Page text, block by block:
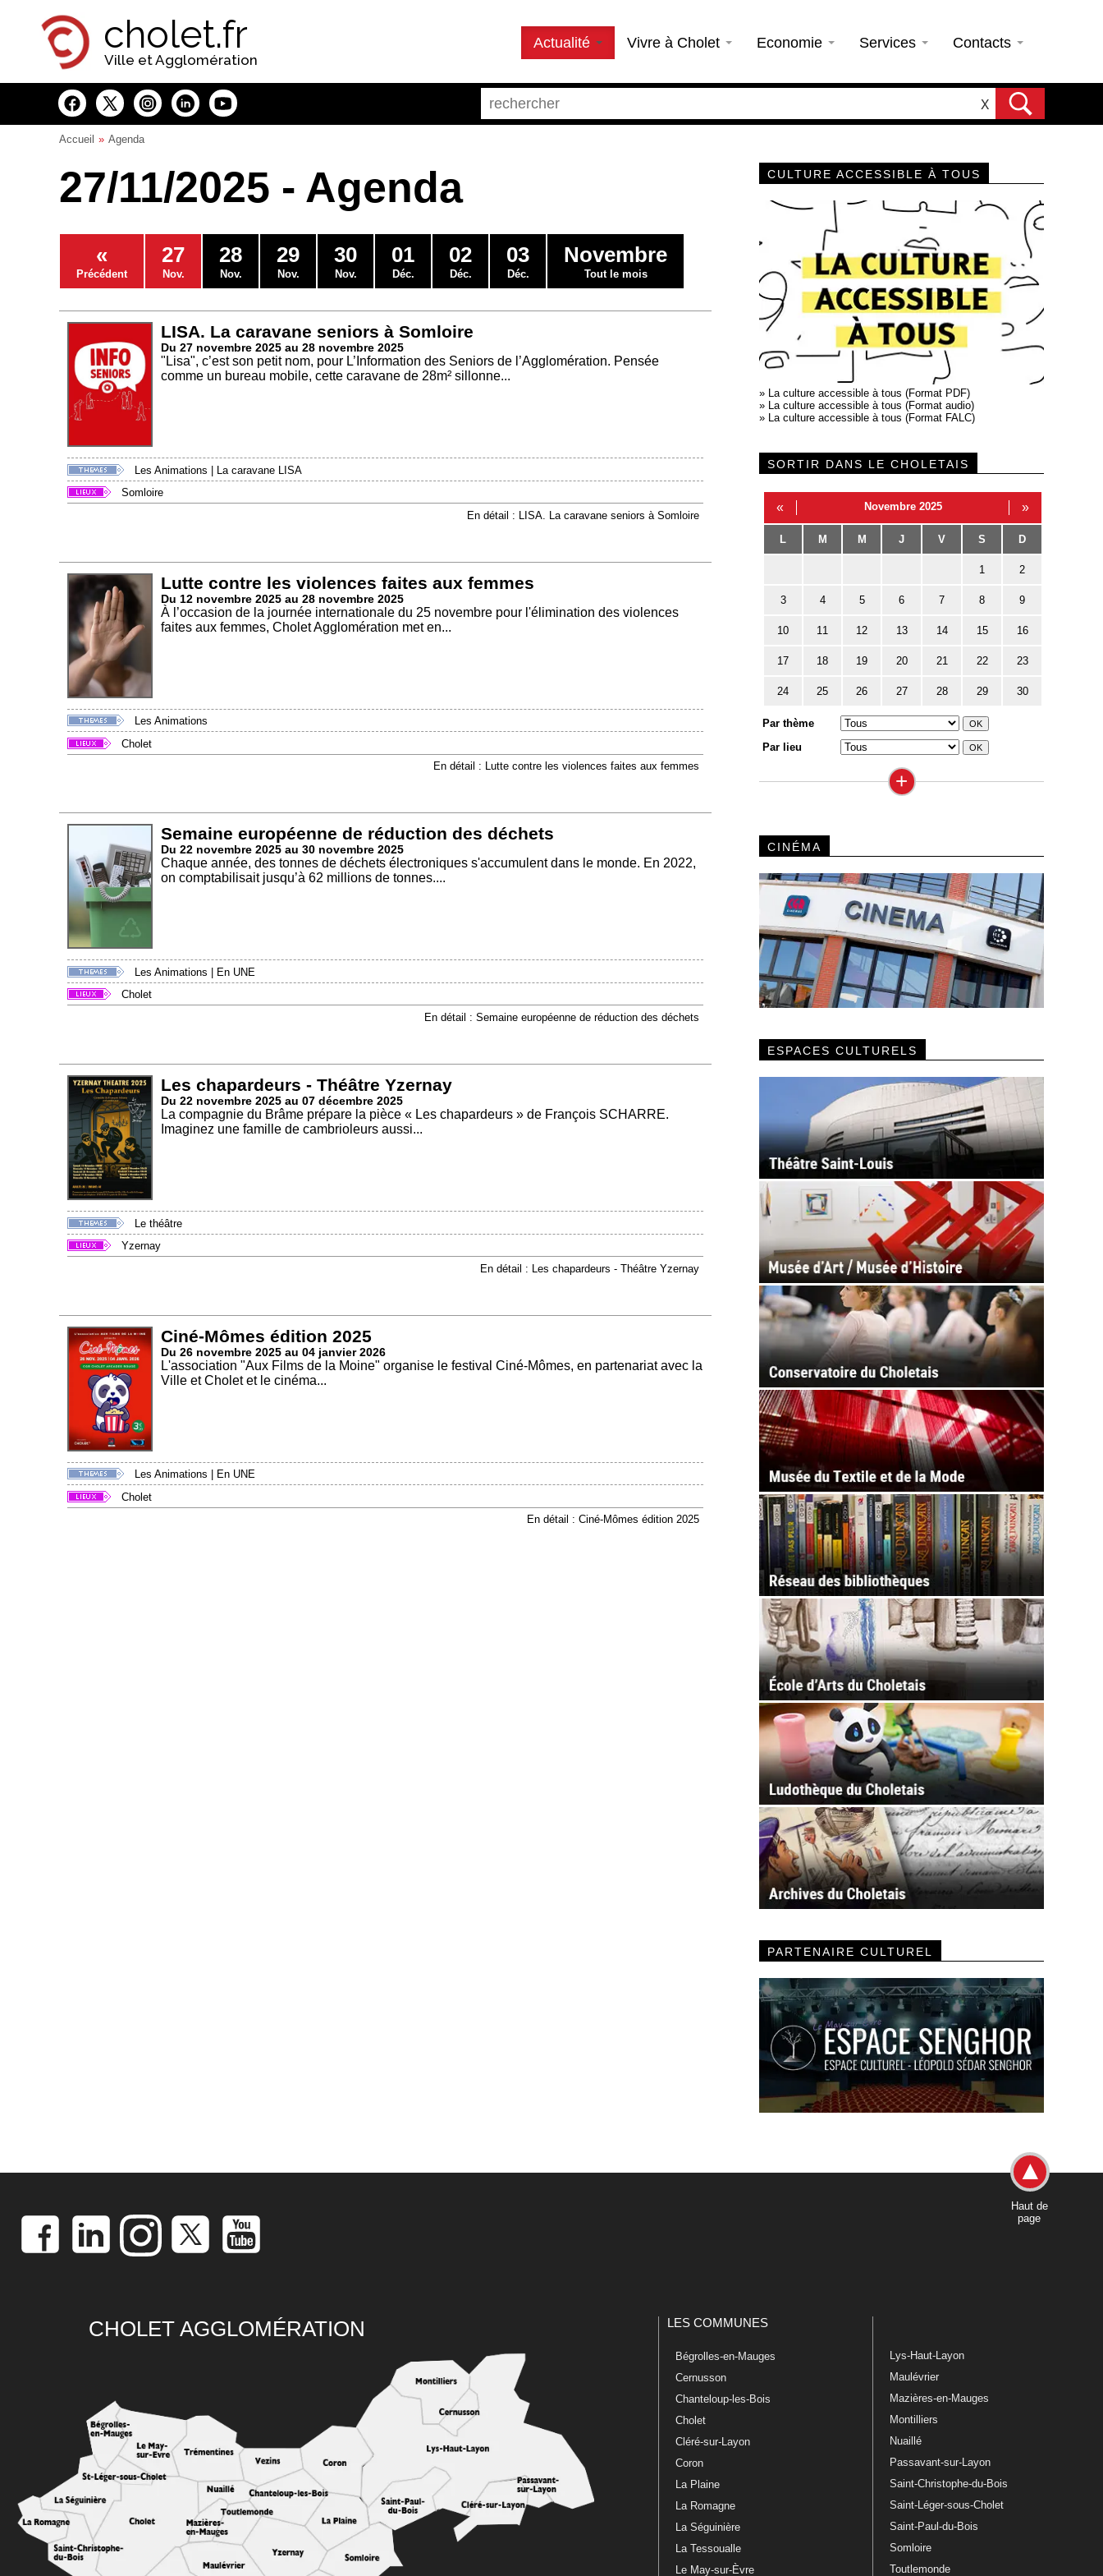
cholet.fr
Ville et Agglomération
Actualité Vivre à Cholet Economie Services Contacts
X
Accueil Agenda
27/11/2025 - Agenda
«
Précédent
27
Nov.
28
Nov.
29
Nov.
30
Nov.
01
Déc.
02
Déc.
03
Déc.
Novembre
Tout le mois
LISA. La caravane seniors à Somloire
Du 27 novembre 2025 au 28 novembre 2025
"Lisa", c’est son petit nom, pour L’Information des Seniors de l’Agglomération. Pensée
comme un bureau mobile, cette caravane de 28m² sillonne...
Les Animations | La caravane LISA
Somloire
En détail : LISA. La caravane seniors à Somloire
Lutte contre les violences faites aux femmes
Du 12 novembre 2025 au 28 novembre 2025
À l’occasion de la journée internationale du 25 novembre pour l'élimination des violences
faites aux femmes, Cholet Agglomération met en...
Les Animations
Cholet
En détail : Lutte contre les violences faites aux femmes
Semaine européenne de réduction des déchets
Du 22 novembre 2025 au 30 novembre 2025
Chaque année, des tonnes de déchets électroniques s'accumulent dans le monde. En 2022,
on comptabilisait jusqu’à 62 millions de tonnes....
Les Animations
En UNE
Cholet
En détail : Semaine européenne de réduction des déchets
Les chapardeurs - Théâtre Yzernay
Du 22 novembre 2025 au 07 décembre 2025
La compagnie du Brâme prépare la pièce « Les chapardeurs » de François SCHARRE.
Imaginez une famille de cambrioleurs aussi...
Le théâtre
Yzernay
En détail : Les chapardeurs - Théâtre Yzernay
Ciné-Mômes édition 2025
Du 26 novembre 2025 au 04 janvier 2026
L'association "Aux Films de la Moine" organise le festival Ciné-Mômes, en partenariat avec la
Ville et Cholet et le cinéma...
Les Animations
En UNE
Cholet
En détail : Ciné-Mômes édition 2025
CULTURE ACCESSIBLE À TOUS
» La culture accessible à tous (Format PDF)
» La culture accessible à tous (Format audio)
» La culture accessible à tous (Format FALC)
SORTIR DANS LE CHOLETAIS
« Novembre 2025 »
L M M J V S D
1 2
3 4 5 6 7 8 9
10 11 12 13 14 15 16
17 18 19 20 21 22 23
24 25 26 27 28 29 30
Par thème
Par lieu
+
CINÉMA
ESPACES CULTURELS
PARTENAIRE CULTUREL
Haut de
page
CHOLET AGGLOMÉRATION LES COMMUNES
Bégrolles-en-Mauges
Cernusson
Chanteloup-les-Bois
Cholet
Cléré-sur-Layon
Coron
La Plaine
La Romagne
La Séguinière
La Tessoualle
Le May-sur-Èvre
Lys-Haut-Layon
Maulévrier
Mazières-en-Mauges
Montilliers
Nuaillé
Passavant-sur-Layon
Saint-Christophe-du-Bois
Saint-Léger-sous-Cholet
Saint-Paul-du-Bois
Somloire
Toutlemonde